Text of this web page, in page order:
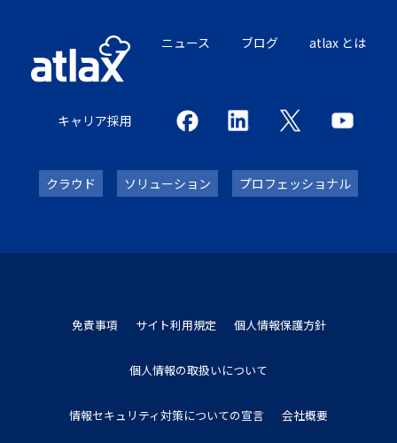
ニュース ブログ atlax とは
キャリア採用
クラウド ソリューション プロフェッショナル
免責事項 サイト利用規定 個人情報保護方針
個人情報の取扱いについて
情報セキュリティ対策についての宣言 会社概要